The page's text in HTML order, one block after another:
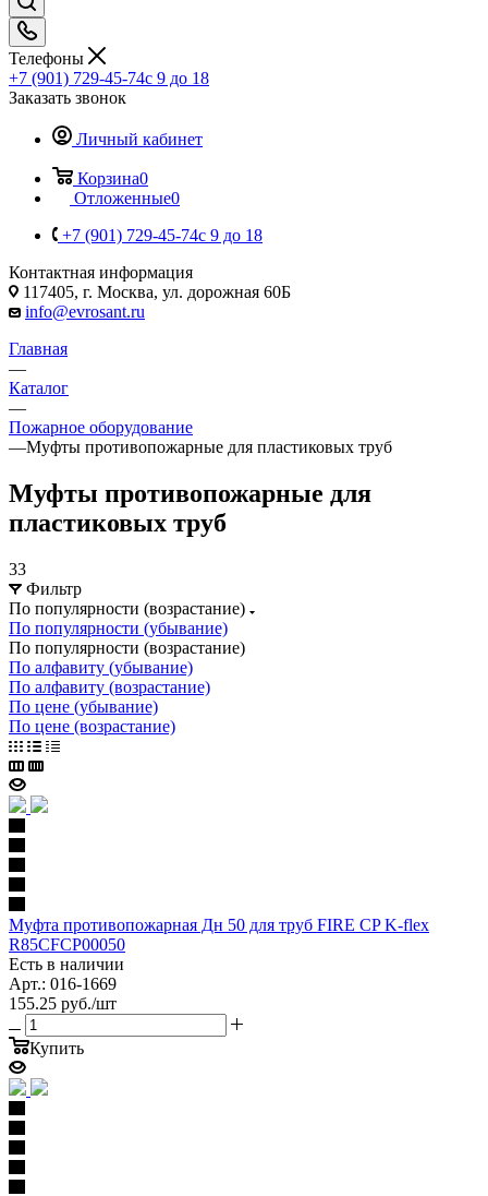
Телефоны
+7 (901) 729-45-74c 9 до 18
Заказать звонок
Личный кабинет
Корзина0
Отложенные0
+7 (901) 729-45-74c 9 до 18
Контактная информация
117405, г. Москва, ул. дорожная 60Б
info@evrosant.ru
Главная
—
Каталог
—
Пожарное оборудование
—Муфты противопожарные для пластиковых труб
Муфты противопожарные для
пластиковых труб
33
Фильтр
По популярности (возрастание)
По популярности (убывание)
По популярности (возрастание)
По алфавиту (убывание)
По алфавиту (возрастание)
По цене (убывание)
По цене (возрастание)
Муфта противопожарная Дн 50 для труб FIRE CP K-flex
R85CFCP00050
Есть в наличии
Арт.: 016-1669
155.25 руб./шт
Купить